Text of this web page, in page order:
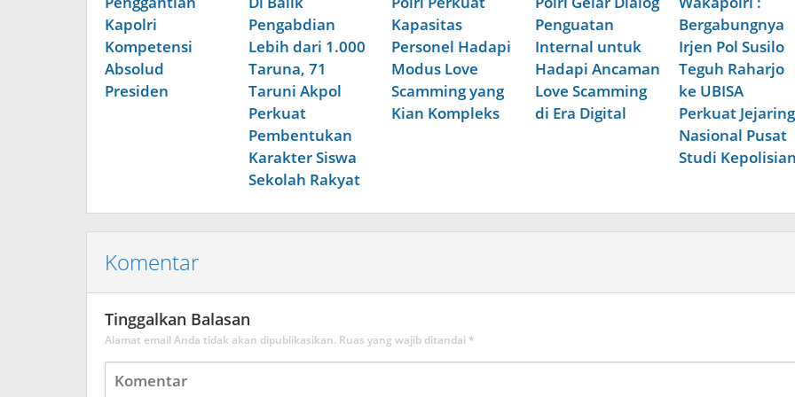
Kapolri
Kompetensi
Absolud
Presiden
Pengabdian
Lebih dari 1.000
Taruna, 71
Taruni Akpol
Perkuat
Pembentukan
Karakter Siswa
Sekolah Rakyat
Kapasitas
Personel Hadapi
Modus Love
Scamming yang
Kian Kompleks
Penguatan
Internal untuk
Hadapi Ancaman
Love Scamming
di Era Digital
Bergabungnya
Irjen Pol Susilo
Teguh Raharjo
ke UBISA
Perkuat Jejaring
Nasional Pusat
Studi
Komentar
Tinggalkan Balasan
Alamat email Anda tidak akan dipublikasikan. Ruas yang wajib ditandai *